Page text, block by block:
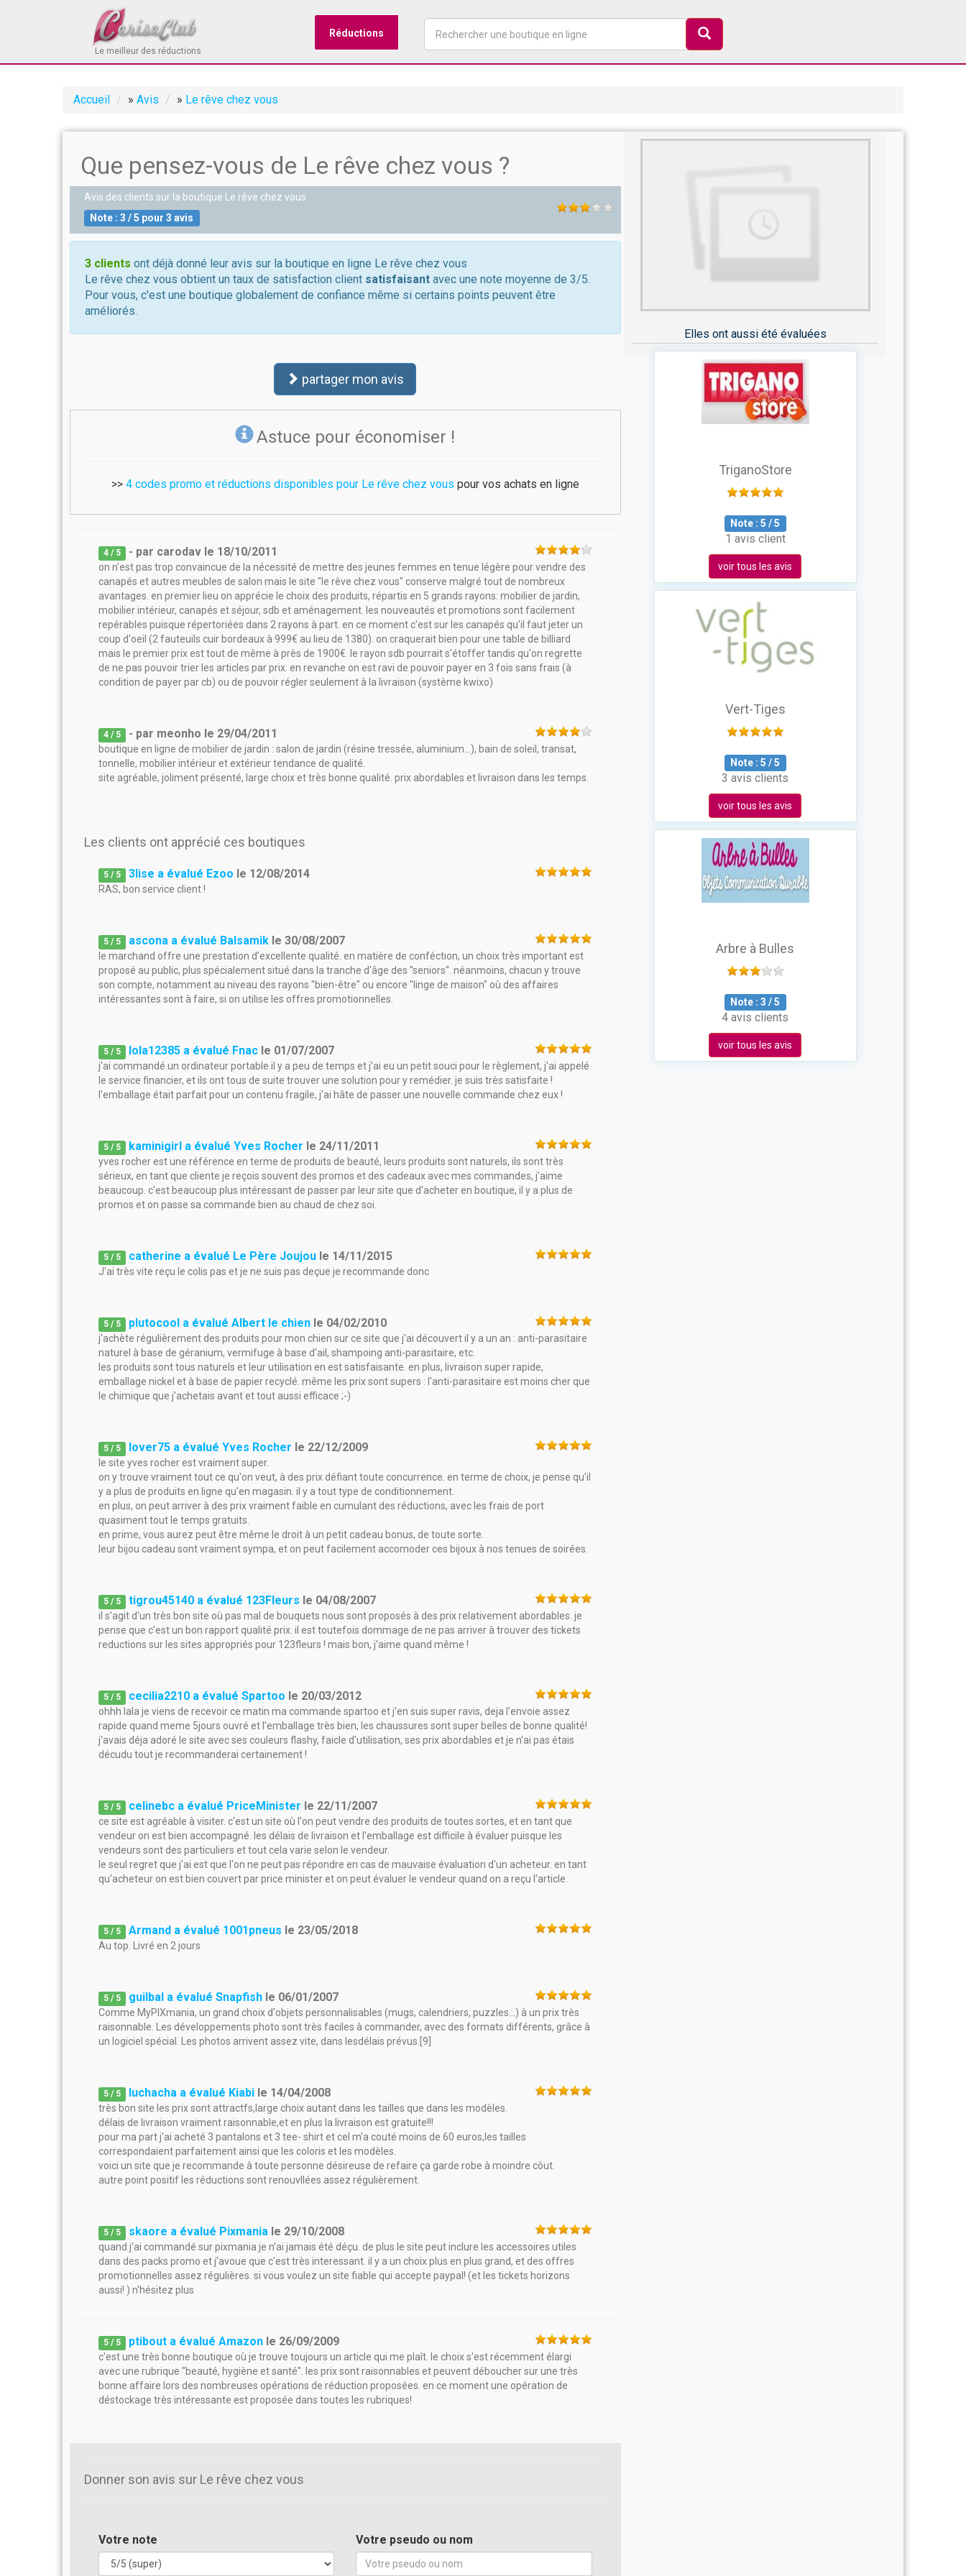
Le meilleur des réductions
Réductions
Accueil » Avis » Le rêve chez vous
Que pensez-vous de Le rêve chez vous ?
Avis des clients sur la boutique
Le rêve chez vous
Note :3 /5 pour3 avis
3 clients ont déjà donné leur avis sur la boutique en ligne Le rêve chez vous
Le rêve chez vous obtient un taux de satisfaction client satisfaisant avec une note moyenne de 3/5.
Pour vous, c'est une boutique globalement de confiance même si certains points peuvent être
améliorés.
partager mon avis
Astuce pour économiser !
>> 4 codes promo et réductions disponibles pour Le rêve chez vous pour vos achats en ligne
4 / 5 - par carodav le 18/10/2011
on n'est pas trop convaincue de la nécessité de mettre des jeunes femmes en tenue légère pour vendre des
canapés et autres meubles de salon mais le site "le rêve chez vous" conserve malgré tout de nombreux
avantages. en premier lieu on apprécie le choix des produits, répartis en 5 grands rayons: mobilier de jardin,
mobilier intérieur, canapés et séjour, sdb et aménagement. les nouveautés et promotions sont facilement
repérables puisque répertoriées dans 2 rayons à part. en ce moment c'est sur les canapés qu'il faut jeter un
coup d'oeil (2 fauteuils cuir bordeaux à 999€ au lieu de 1380). on craquerait bien pour une table de billiard
mais le premier prix est tout de même à près de 1900€. le rayon sdb pourrait s'étoffer tandis qu'on regrette
de ne pas pouvoir trier les articles par prix. en revanche on est ravi de pouvoir payer en 3 fois sans frais (à
condition de payer par cb) ou de pouvoir régler seulement à la livraison (système kwixo)
4 / 5 - par meonho le 29/04/2011
boutique en ligne de mobilier de jardin : salon de jardin (résine tressée, aluminium...), bain de soleil, transat,
tonnelle, mobilier intérieur et extérieur tendance de qualité.
site agréable, joliment présenté, large choix et très bonne qualité. prix abordables et livraison dans les temps.
Les clients ont apprécié ces boutiques
5 / 5 3lise a évalué Ezoo le 12/08/2014
RAS, bon service client !
5 / 5 ascona a évalué Balsamik le30/08/2007
le marchand offre une prestation d'excellente qualité. en matière de conféction, un choix très important est
proposé au public, plus spécialement situé dans la tranche d'âge des "seniors". néanmoins, chacun y trouve
son compte, notamment au niveau des rayons "bien-être" ou encore "linge de maison" où des affaires
intéressantes sont à faire, si on utilise les offres promotionnelles.
5 / 5 lola12385 a évalué Fnac le 01/07/2007
j'ai commandé un ordinateur portable il y a peu de temps et j'ai eu un petit souci pour le règlement, j'ai appelé
le service financier, et ils ont tous de suite trouver une solution pour y remédier. je suis très satisfaite !
l'emballage était parfait pour un contenu fragile, j'ai hâte de passer une nouvelle commande chez eux !
5 / 5 kaminigirl a évalué Yves Rocher le 24/11/2011
yves rocher est une référence en terme de produits de beauté, leurs produits sont naturels, ils sont très
sérieux, en tant que cliente je reçois souvent des promos et des cadeaux avec mes commandes, j'aime
beaucoup. c'est beaucoup plus intéressant de passer par leur site que d'acheter en boutique, il y a plus de
promos et on passe sa commande bien au chaud de chez soi.
5 / 5 catherine a évalué Le Père Joujou le 14/11/2015
J'ai très vite reçu le colis pas et je ne suis pas deçue je recommande donc
5 / 5 plutocool a évalué Albert le chien le 04/02/2010
j'achète régulièrement des produits pour mon chien sur ce site que j'ai découvert il y a un an : anti-parasitaire
naturel à base de géranium, vermifuge à base d'ail, shampoing anti-parasitaire, etc.
les produits sont tous naturels et leur utilisation en est satisfaisante. en plus, livraison super rapide,
emballage nickel et à base de papier recyclé. même les prix sont supers : l'anti-parasitaire est moins cher que
le chimique que j'achetais avant et tout aussi efficace ;-)
5 / 5 lover75 a évalué Yves Rocher le 22/12/2009
le site yves rocher est vraiment super.
on y trouve vraiment tout ce qu'on veut, à des prix défiant toute concurrence. en terme de choix, je pense qu'il
y a plus de produits en ligne qu'en magasin. il y a tout type de conditionnement.
en plus, on peut arriver à des prix vraiment faible en cumulant des réductions, avec les frais de port
quasiment tout le temps gratuits.
en prime, vous aurez peut être même le droit à un petit cadeau bonus, de toute sorte.
leur bijou cadeau sont vraiment sympa, et on peut facilement accomoder ces bijoux à nos tenues de soirées.
5 / 5 tigrou45140 a évalué 123Fleurs le 04/08/2007
il s'agit d'un très bon site où pas mal de bouquets nous sont proposés à des prix relativement abordables. je
pense que c'est un bon rapport qualité prix. il est toutefois dommage de ne pas arriver à trouver des tickets
reductions sur les sites appropriés pour 123fleurs ! mais bon, j'aime quand même !
5 / 5 cecilia2210 a évalué Spartoo le 20/03/2012
ohhh lala je viens de recevoir ce matin ma commande spartoo et j'en suis super ravis, deja l'envoie assez
rapide quand meme 5jours ouvré et l'emballage très bien, les chaussures sont super belles de bonne qualité!
j'avais déja adoré le site avec ses couleurs flashy, faicle d'utilisation, ses prix abordables et je n'ai pas étais
décudu tout je recommanderai certainement !
5 / 5 celinebc a évalué PriceMinister le 22/11/2007
ce site est agréable à visiter. c'est un site où l'on peut vendre des produits de toutes sortes, et en tant que
vendeur on est bien accompagné. les délais de livraison et l'emballage est difficile à évaluer puisque les
vendeurs sont des particuliers et tout cela varie selon le vendeur.
le seul regret que j'ai est que l'on ne peut pas répondre en cas de mauvaise évaluation d'un acheteur. en tant
qu'acheteur on est bien couvert par price minister et on peut évaluer le vendeur quand on a reçu l'article.
5 / 5 Armand a évalué 1001pneus le 23/05/2018
Au top. Livré en 2 jours
5 / 5 guilbal a évalué Snapfish le 06/01/2007
Comme MyPIXmania, un grand choix d'objets personnalisables (mugs, calendriers, puzzles...) à un prix très
raisonnable. Les développements photo sont très faciles à commander, avec des formats différents, grâce à
un logiciel spécial. Les photos arrivent assez vite, dans lesdélais prévus.[9]
5 / 5 luchacha a évalué Kiabi le 14/04/2008
très bon site les prix sont attractfs,large choix autant dans les tailles que dans les modèles.
délais de livraison vraiment raisonnable,et en plus la livraison est gratuite!!!
pour ma part j'ai acheté 3 pantalons et 3 tee- shirt et cel m'a couté moins de 60 euros,les tailles
correspondaient parfaitement ainsi que les coloris et les modèles.
voici un site que je recommande à toute personne désireuse de refaire ça garde robe à moindre côut.
autre point positif les réductions sont renouvllées assez régulièrement.
5 / 5 skaore a évalué Pixmania le 29/10/2008
quand j'ai commandé sur pixmania je n'ai jamais été déçu. de plus le site peut inclure les accessoires utiles
dans des packs promo et j'avoue que c'est très interessant. il y a un choix plus en plus grand, et des offres
promotionnelles assez régulières. si vous voulez un site fiable qui accepte paypal! (et les tickets horizons
aussi! ) n'hésitez plus
5 / 5 ptibout a évalué Amazon le 26/09/2009
c'est une très bonne boutique où je trouve toujours un article qui me plaît. le choix s'est récemment élargi
avec une rubrique "beauté, hygiène et santé". les prix sont raisonnables et peuvent déboucher sur une très
bonne affaire lors des nombreuses opérations de réduction proposées. en ce moment une opération de
déstockage très intéressante est proposée dans toutes les rubriques!
Donner son avis sur Le rêve chez vous
Votre note Votre pseudo ou nom
Elles ont aussi été évaluées
TriganoStore
Note :5 /5
1 avis client
voir tous les avis
Vert-Tiges
Note :5 /5
3 avis clients
voir tous les avis
Arbre à Bulles
Note :3 /5
4 avis clients
voir tous les avis